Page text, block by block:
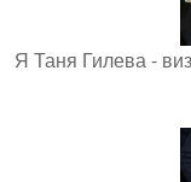
Я Таня Гилева -